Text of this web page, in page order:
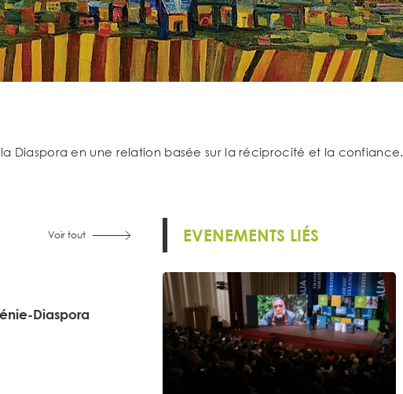
Diaspora en une relation basée sur la réciprocité et la confiance.
Voir tout
Diaspora
EVENEMENTS LIÉS